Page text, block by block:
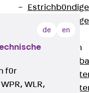
UBK
Einbaueinheiten
de en
für
WLR,